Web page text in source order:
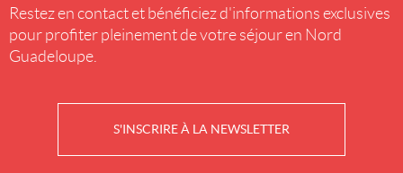
Restez en contact et bénéficiez d'informations exclusives
pour profiter pleinement de votre séjour en Nord
Guadeloupe.
S'INSCRIRE À LA NEWSLETTER